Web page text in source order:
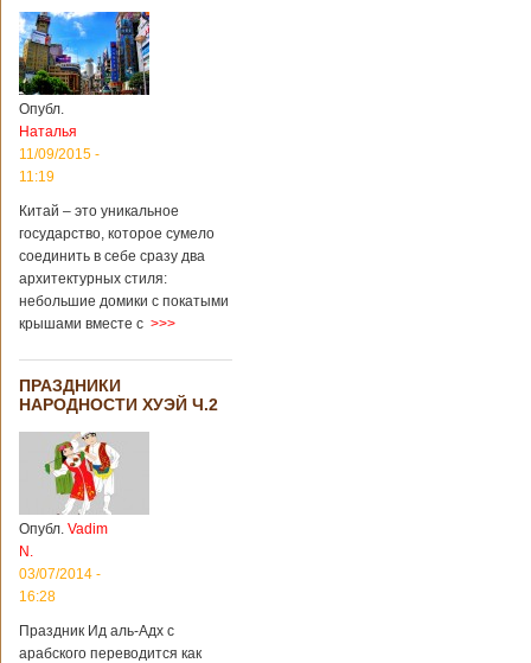
Опубл.
Наталья
11/09/2015 -
11:19
Китай – это уникальное
государство, которое сумело
соединить в себе сразу два
архитектурных стиля:
небольшие домики с покатыми
крышами вместе с >>>
ПРАЗДНИКИ
НАРОДНОСТИ ХУЭЙ Ч.2
Опубл. Vadim
N.
03/07/2014 -
16:28
Праздник Ид аль-Адх с
арабского переводится как